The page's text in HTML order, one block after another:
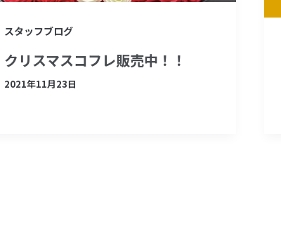
スタッフブログ
クリスマスコフレ販売中！！
2021年11月23日